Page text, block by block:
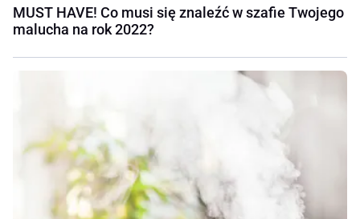
MUST HAVE! Co musi się znaleźć w szafie Twojego
malucha na rok 2022?